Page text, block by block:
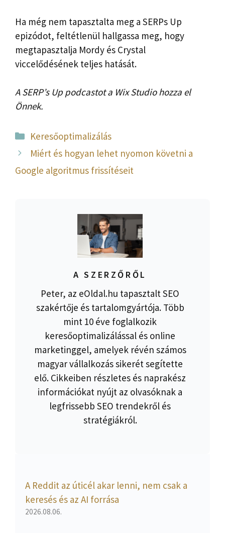
Ha még nem tapasztalta meg a SERPs Up
epizódot, feltétlenül hallgassa meg, hogy
megtapasztalja Mordy és Crystal
viccelődésének teljes hatását.
A SERP’s Up podcastot a Wix Studio hozza el
Önnek.
Kategória
Keresőoptimalizálás
Miért és hogyan lehet nyomon követni a
Google algoritmus frissítéseit
A SZERZŐRŐL
Peter, az eOldal.hu tapasztalt SEO
szakértője és tartalomgyártója. Több
mint 10 éve foglalkozik
keresőoptimalizálással és online
marketinggel, amelyek révén számos
magyar vállalkozás sikerét segítette
elő. Cikkeiben részletes és naprakész
információkat nyújt az olvasóknak a
legfrissebb SEO trendekről és
stratégiákról.
A Reddit az úticél akar lenni, nem csak a
keresés és az AI forrása
2026.08.06.